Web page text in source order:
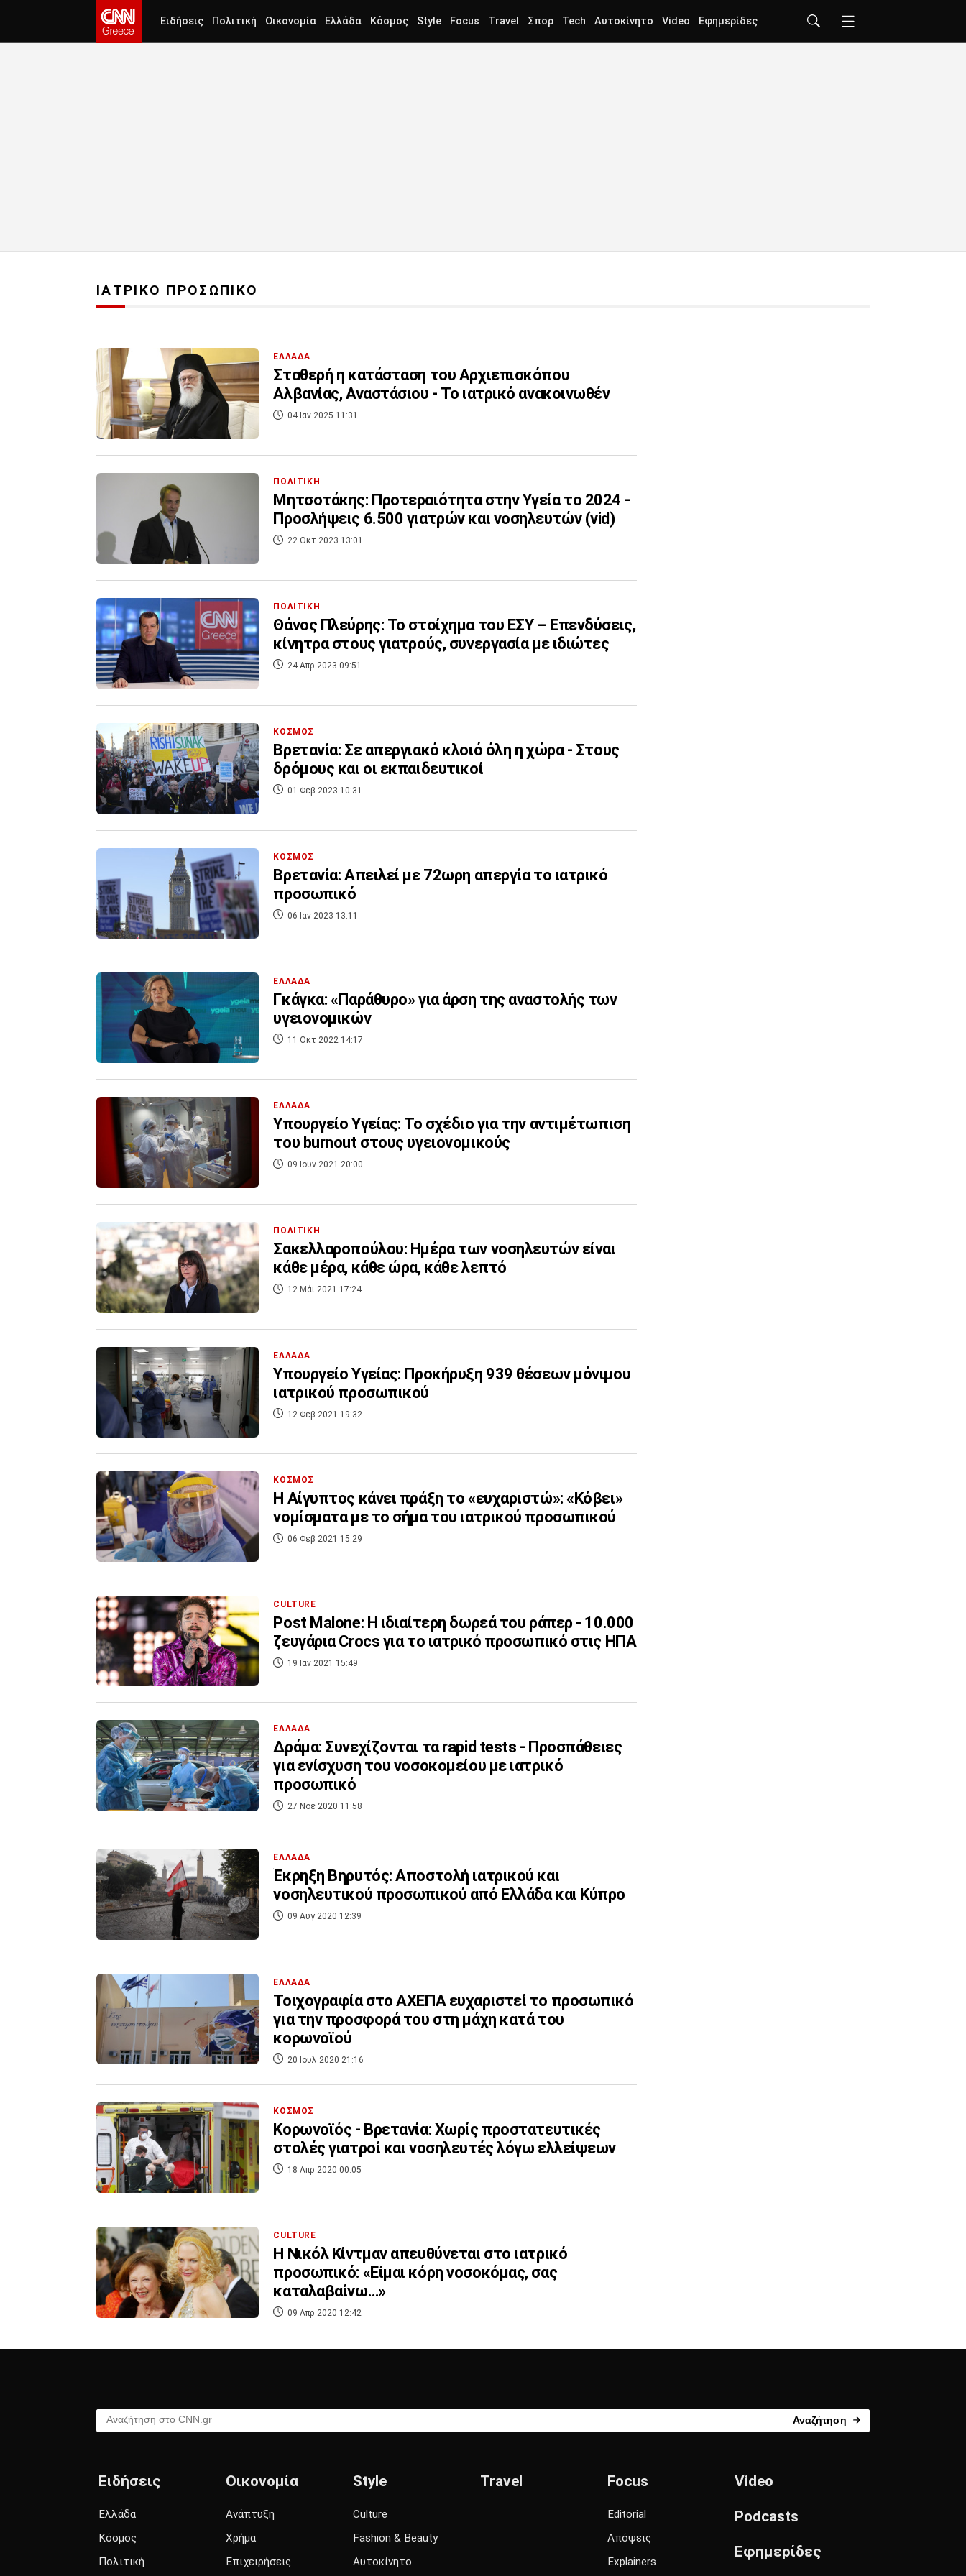
Ειδήσεις Πολιτική Οικονομία Ελλάδα Κόσμος Style Focus Travel Σπορ Tech Αυτοκίνητο Video Εφημερίδες
ΙΑΤΡΙΚΟ ΠΡΟΣΩΠΙΚΟ
ΕΛΛΑΔΑ
Σταθερή η κατάσταση του Αρχιεπισκόπου
Αλβανίας, Αναστάσιου - Το ιατρικό ανακοινωθέν
04 Ιαν 2025 11:31
ΠΟΛΙΤΙΚΗ
Μητσοτάκης: Προτεραιότητα στην Υγεία το 2024 -
Προσλήψεις 6.500 γιατρών και νοσηλευτών (vid)
22 Οκτ 2023 13:01
ΠΟΛΙΤΙΚΗ
Θάνος Πλεύρης: Το στοίχημα του ΕΣΥ – Επενδύσεις,
κίνητρα στους γιατρούς, συνεργασία με ιδιώτες
24 Απρ 2023 09:51
ΚΟΣΜΟΣ
Βρετανία: Σε απεργιακό κλοιό όλη η χώρα - Στους
δρόμους και οι εκπαιδευτικοί
01 Φεβ 2023 10:31
ΚΟΣΜΟΣ
Βρετανία: Απειλεί με 72ωρη απεργία το ιατρικό
προσωπικό
06 Ιαν 2023 13:11
ΕΛΛΑΔΑ
Γκάγκα: «Παράθυρο» για άρση της αναστολής των
υγειονομικών
11 Οκτ 2022 14:17
ΕΛΛΑΔΑ
Υπουργείο Υγείας: Το σχέδιο για την αντιμέτωπιση
του burnout στους υγειονομικούς
09 Ιουν 2021 20:00
ΠΟΛΙΤΙΚΗ
Σακελλαροπούλου: Ημέρα των νοσηλευτών είναι
κάθε μέρα, κάθε ώρα, κάθε λεπτό
12 Μάι 2021 17:24
ΕΛΛΑΔΑ
Υπουργείο Υγείας: Προκήρυξη 939 θέσεων μόνιμου
ιατρικού προσωπικού
12 Φεβ 2021 19:32
ΚΟΣΜΟΣ
Η Αίγυπτος κάνει πράξη το «ευχαριστώ»: «Κόβει»
νομίσματα με το σήμα του ιατρικού προσωπικού
06 Φεβ 2021 15:29
CULTURE
Post Malone: Η ιδιαίτερη δωρεά του ράπερ - 10.000
ζευγάρια Crocs για το ιατρικό προσωπικό στις ΗΠΑ
19 Ιαν 2021 15:49
ΕΛΛΑΔΑ
Δράμα: Συνεχίζονται τα rapid tests - Προσπάθειες
για ενίσχυση του νοσοκομείου με ιατρικό
προσωπικό
27 Νοε 2020 11:58
ΕΛΛΑΔΑ
Έκρηξη Βηρυτός: Αποστολή ιατρικού και
νοσηλευτικού προσωπικού από Ελλάδα και Κύπρο
09 Αυγ 2020 12:39
ΕΛΛΑΔΑ
Τοιχογραφία στο ΑΧΕΠΑ ευχαριστεί το προσωπικό
για την προσφορά του στη μάχη κατά του
κορωνοϊού
20 Ιουλ 2020 21:16
ΚΟΣΜΟΣ
Κορωνοϊός - Βρετανία: Χωρίς προστατευτικές
στολές γιατροί και νοσηλευτές λόγω ελλείψεων
18 Απρ 2020 00:05
CULTURE
Η Νικόλ Κίντμαν απευθύνεται στο ιατρικό
προσωπικό: «Είμαι κόρη νοσοκόμας, σας
καταλαβαίνω…»
09 Απρ 2020 12:42
Αναζήτηση στο CNN.gr Αναζήτηση
Ειδήσεις
Ελλάδα
Κόσμος
Πολιτική
Οικονομία
Ανάπτυξη
Χρήμα
Επιχειρήσεις
Style
Culture
Fashion & Beauty
Αυτοκίνητο
Travel Focus
Editorial
Απόψεις
Explainers
Video
Podcasts
Εφημερίδες